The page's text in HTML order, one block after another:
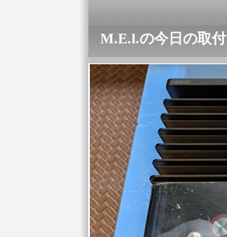
M.E.l.の今日の取